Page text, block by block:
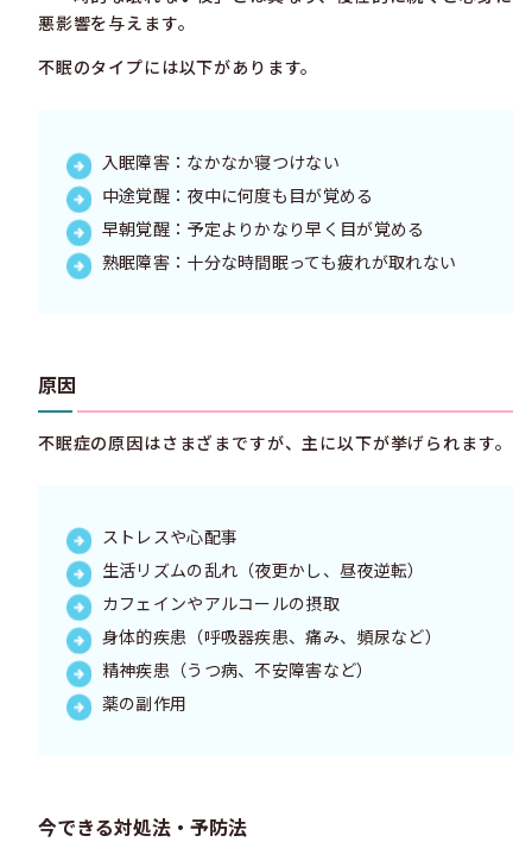
悪影響を与えます。
不眠のタイプには以下があります。
入眠障害：なかなか寝つけない
中途覚醒：夜中に何度も目が覚める
早朝覚醒：予定よりかなり早く目が覚める
熟眠障害：十分な時間眠っても疲れが取れない
原因
不眠症の原因はさまざまですが、主に以下が挙げられます。
ストレスや心配事
生活リズムの乱れ（夜更かし、昼夜逆転）
カフェインやアルコールの摂取
身体的疾患（呼吸器疾患、痛み、頻尿など）
精神疾患（うつ病、不安障害など）
薬の副作用
今できる対処法・予防法